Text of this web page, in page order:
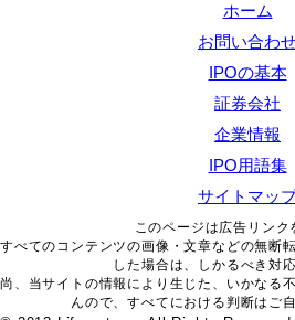
ホーム
お問い合わ
IPOの基本
証券会社
企業情報
IPO用語集
サイトマッ
このページは広告リンク
すべてのコンテンツの画像・文章などの無断
した場合は、しかるべき対
尚、当サイトの情報により生じた、いかなる
んので、すべてにおける判断はご